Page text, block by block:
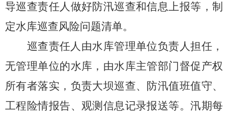
导巡查责任人做好防汛巡查和信息上报等，制
定水库巡查风险问题清单。
巡查责任人由水库管理单位负责人担任，
无管理单位的水库，由水库主管部门督促产权
所有者落实 ， 负责大坝巡查、防汛值班值守、
工程险情报告、观测信息记录报送等。汛期每